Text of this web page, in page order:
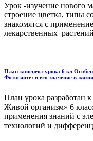
Урок -изучение нового
строение цветка, типы
знакомятся с
лекарственных
План-конспект урока 6 кл
Фотосинтез и его значение в
План урока разработан
Живой организм» 6
применения знаний с
технологий и